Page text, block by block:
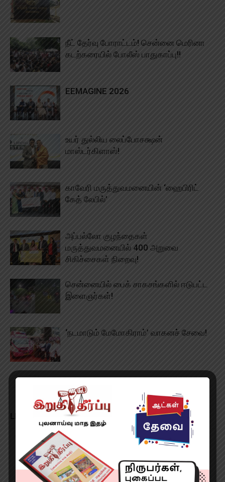
நீட் தேர்வு போராட்டம்! சென்னை மெரினா
கடற்கரையில் போலீஸ் பாதுகாப்பு!!
EEMAGINE 2026
உயர் துல்லிய லைப்போசக்ஷன்
மாஸ்டர்கிளாஸ்!
காவேரி மருத்துவமனையின் ‘ஹைபிரிட்
கேத் லேபில்’
அப்பல்லோ குழந்தைகள்
மருத்துவமனையில் 400 அறுவை
சிகிச்சைகள் நிறைவு!
சென்னையில் பைக் சாகசங்களில் ஈடுபட்ட
இளைஞர்கள்!
‘நடமாடும் மேமோகிராம்’ வாகனச் சேவை!
LEAVE A REPLY